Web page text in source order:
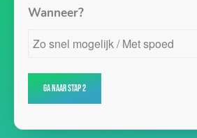
Wanneer?